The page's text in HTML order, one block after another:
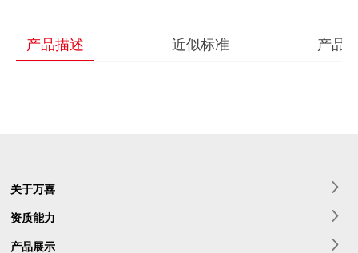
产品描述 近似标准 产品
关于万喜
资质能力
产品展示